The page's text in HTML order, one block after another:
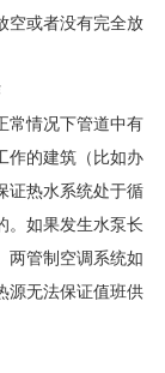
空或者没有完全放
常情况下管道中有
作的建筑（比如办
证热水系统处于循
。如果发生水泵长
两管制空调系统如
源无法保证值班供